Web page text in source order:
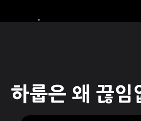
하룹은 왜 끊임